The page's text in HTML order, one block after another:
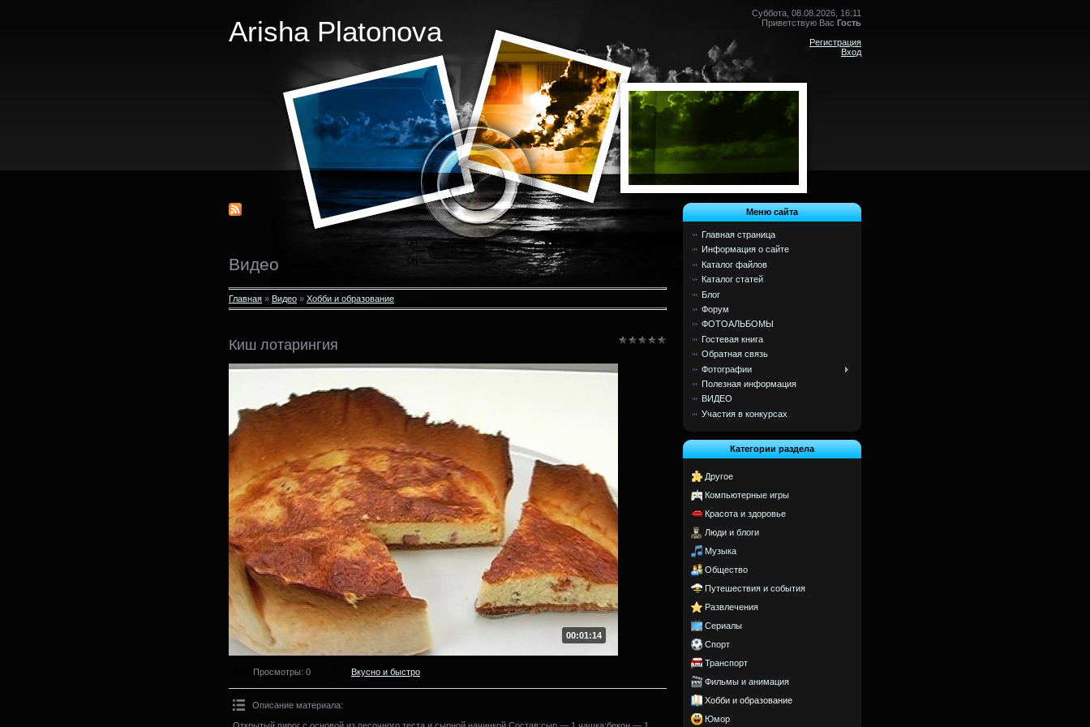
Arisha Platonova
Суббота, 08.08.2026, 16:11
Приветствую Вас Гость
Регистрация
Вход
Видео
Главная » Видео » Хобби и образование
Киш лотарингия
00:01:14
Просмотры: 0 Вкусно и быстро
Описание материала:
Открытый пирог с основой из песочного теста и сырной начинкой.Состав:сыр — 1 чашка;бекон — 1
Меню сайта
Главная страница
Информация о сайте
Каталог файлов
Каталог статей
Блог
Форум
ФОТОАЛЬБОМЫ
Гостевая книга
Обратная связь
Фотографии
Полезная информация
ВИДЕО
Участия в конкурсах
Категории раздела
Другое
Компьютерные игры
Красота и здоровье
Люди и блоги
Музыка
Общество
Путешествия и события
Развлечения
Сериалы
Спорт
Транспорт
Фильмы и анимация
Хобби и образование
Юмор